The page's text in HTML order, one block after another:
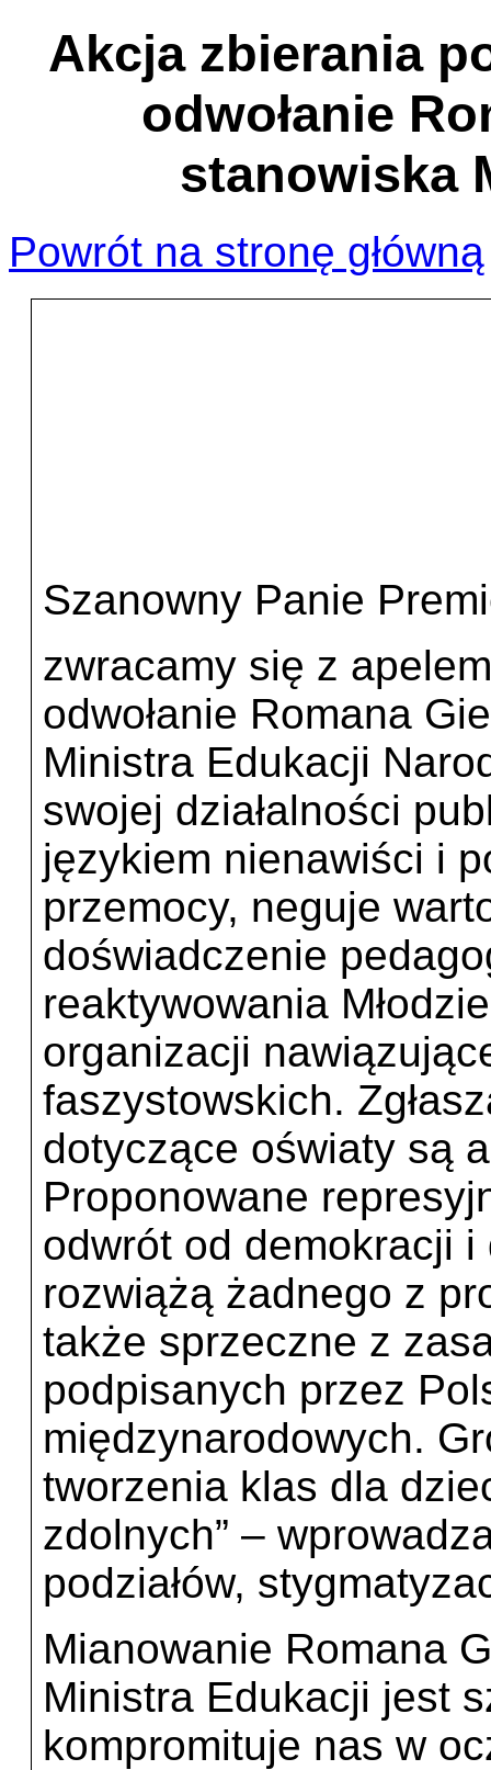
Akcja zbierania
odwołanie
stanowiska
Powrót na stronę główną
Szanowny Panie
zwracamy się z
odwołanie Romana
Ministra Edukacji
swojej działalności
językiem nienawiści i
przemocy, neguje
doświadczenie
reaktywowania
organizacji
faszystowskich.
dotyczące oświaty są
Proponowane
odwrót od demokracji
rozwiążą żadnego z
także sprzeczne z
podpisanych przez
międzynarodowych.
tworzenia klas dla
zdolnych” –
podziałów,
Mianowanie Romana
Ministra Edukacji jest
kompromituje nas w